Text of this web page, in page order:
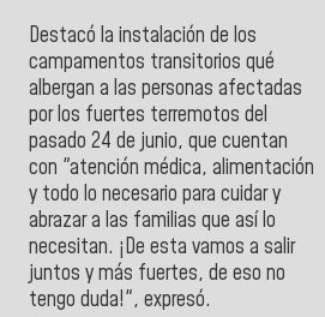
Destacó la instalación de los
campamentos transitorios qué
albergan a las personas afectadas
por los fuertes terremotos del
pasado 24 de junio, que cuentan
con "atención médica, alimentación
y todo lo necesario para cuidar y
abrazar a las familias que así lo
necesitan. ¡De esta vamos a salir
juntos y más fuertes, de eso no
tengo duda!", expresó.